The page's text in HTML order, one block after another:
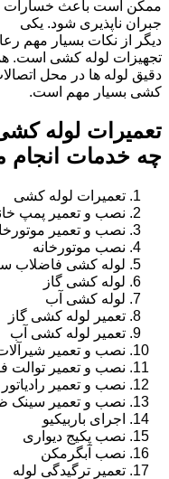
ممکن است باعث خسارات
جبران ناپذیری شود. یکی
دیگر از نکات بسیار مهم
تجهیزات لوله کشی است.
دقیق لوله ها در محل
کشی بسیار مهم است.
تعمیرات لوله
چه خدمات انجام
تعمیرات لوله کشی
نصب و تعمیر پمپ
نصب و تعمیر
نصب موتورخانه
لوله کشی فاضلاب
لوله کشی گاز
لوله کشی آب
تعمیر لوله کشی گاز
تعمیر لوله کشی آب
نصب و تعمیر
نصب و تعمیر توالت
نصب و تعمیر
نصب و تعمیر سینک
اجرای باربیکیو
نصب پکیج دیواری
نصب آبگرمکن
تعمیر ترگیدگی لوله